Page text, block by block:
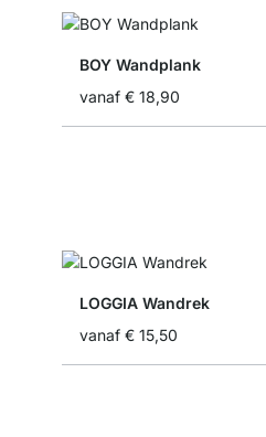
BOY Wandplank
vanaf € 18,90
LOGGIA Wandrek
vanaf € 15,50